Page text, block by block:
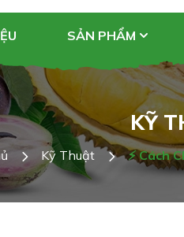
SẢN PHẨM
KỸ
Kỹ Thuật ⚡ Cách